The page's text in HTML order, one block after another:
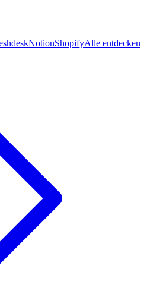
NotionShopifyAlle entdecken